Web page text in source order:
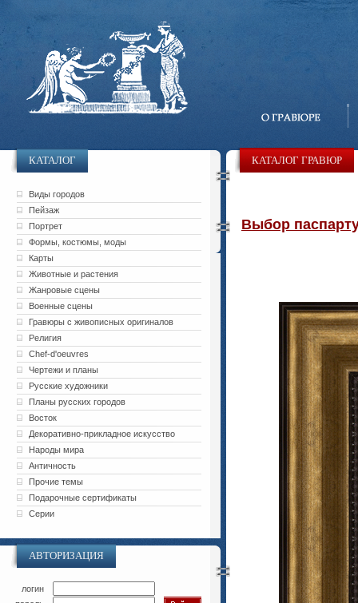
КАТАЛОГ
Виды городов
Пейзаж
Портрет
Формы, костюмы, моды
Карты
Животные и растения
Жанровые сцены
Военные сцены
Гравюры с живописных оригиналов
Религия
Chef-d'oeuvres
Чертежи и планы
Русские художники
Планы русских городов
Восток
Декоративно-прикладное искусство
Народы мира
Античность
Прочие темы
Подарочные сертификаты
Серии
АВТОРИЗАЦИЯ
логин
КАТАЛОГ ГРАВЮР
Выбор